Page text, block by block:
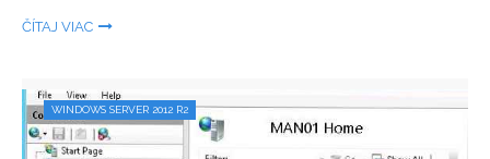
ČÍTAJ VIAC
WINDOWS SERVER 2012 R2